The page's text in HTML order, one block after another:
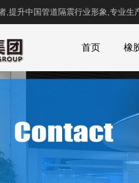
,提升中国管道隔震行业形象,专业生
首页 橡